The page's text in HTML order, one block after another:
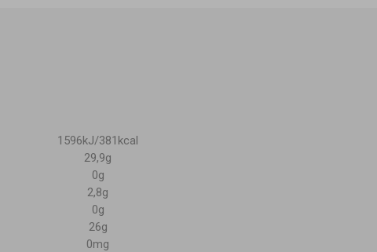
1596kJ/381kcal
29,9g
0g
2,8g
0g
26g
0mg